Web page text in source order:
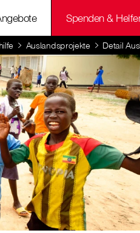
Spenden &
Auslandsprojekte Detail